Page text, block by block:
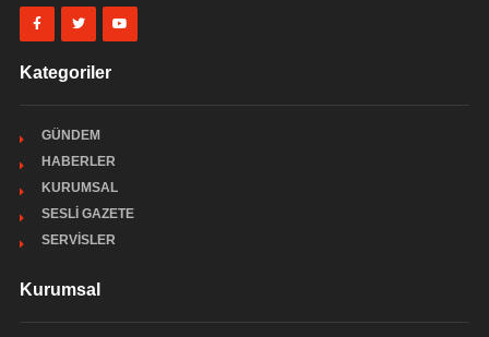
Kategoriler
GÜNDEM
HABERLER
KURUMSAL
SESLİ GAZETE
SERVİSLER
Kurumsal